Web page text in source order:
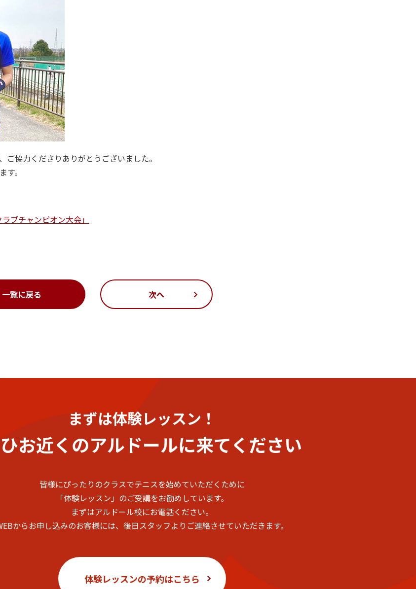
協力くださりありがとうございました。
。
ブチャンピオン大会」
一覧に戻る 次へ
まずは体験レッスン！
お近くのアルドールに来てください
皆様にぴったりのクラスでテニスを始めていただくために
「体験レッスン」のご受講をお勧めしています。
まずはアルドール校にお電話ください。
からお申し込みのお客様には、後日スタッフよりご連絡させていただきます。
体験レッスンの予約はこちら